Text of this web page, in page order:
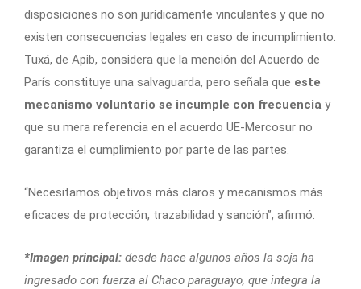
disposiciones no son jurídicamente vinculantes y que no
existen consecuencias legales en caso de incumplimiento.
Tuxá, de Apib, considera que la mención del Acuerdo de
París constituye una salvaguarda, pero señala que este
mecanismo voluntario se incumple con frecuencia y
que su mera referencia en el acuerdo UE-Mercosur no
garantiza el cumplimiento por parte de las partes.
“Necesitamos objetivos más claros y mecanismos más
eficaces de protección, trazabilidad y sanción”, afirmó.
*Imagen principal: desde hace algunos años la soja ha
ingresado con fuerza al Chaco paraguayo, que integra la